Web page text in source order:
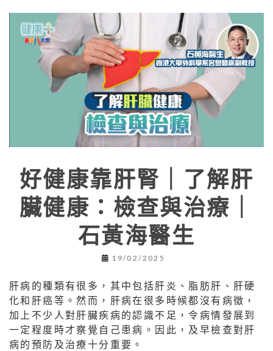
好健康靠肝腎｜了解肝
臟健康：檢查與治療｜
石黃海醫生
19/02/2025
肝病的種類有很多，其中包括肝炎、脂肪肝、肝硬
化和肝癌等。然而，肝病在很多時候都沒有病徵，
加上不少人對肝臟疾病的認識不足，令病情發展到
一定程度時才察覺自己患病。因此，及早檢查對肝
病的預防及治療十分重要。